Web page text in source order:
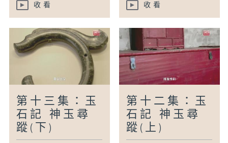
收看 收看
第十三集：玉
石記 神玉尋
蹤(下)
第十二集：玉
石記 神玉尋
蹤(上)